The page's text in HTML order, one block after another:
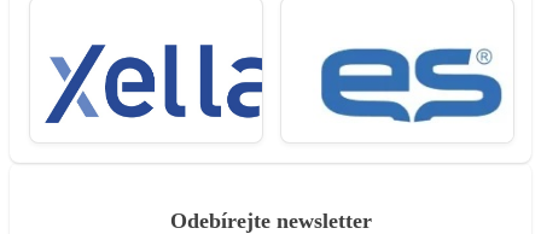
Odebírejte newsletter